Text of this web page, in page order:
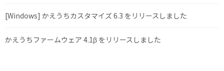
[Windows] かえうちカスタマイズ 6.3 をリリースしました
かえうちファームウェア 4.1β をリリースしました